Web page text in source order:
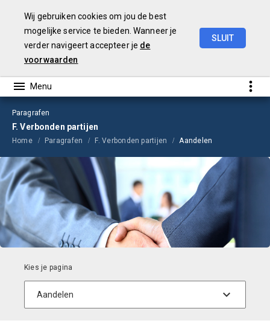
Wij gebruiken cookies om jou de best
mogelijke service te bieden. Wanneer je
verder navigeert accepteer je de
voorwaarden
SLUIT
Paragrafen
F. Verbonden partijen
Home Paragrafen F. Verbonden partijen Aandelen